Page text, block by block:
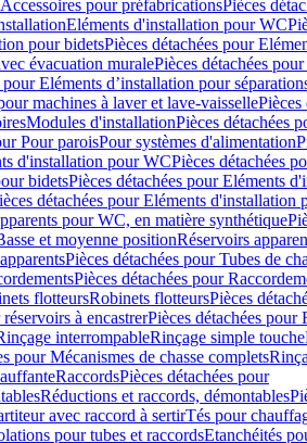
Accessoires pour préfabricationsPièces
Eléments d'installation pour WC
pour bidetsPièces détachées pour
évacuation muralePièces détachées
pour Eléments d’installation pour
machines à laver et lave-vaisselle
Modules d'installationPièces détachées
Pour paroisPour systèmes d'alimentation
d'installation pour WCPièces détachées
bidetsPièces détachées pour Eléments
détachées pour Eléments d'installation
pour WC, en matière synthétique
et moyenne positionRéservoirs
Pièces détachées pour Tubes de
Pièces détachées pour
flotteursRobinets flotteursPièces
à encastrerPièces détachées
interrompableRinçage simple touche
pour Mécanismes de chasse complets
RaccordsPièces détachées pour
Réductions et raccords, démontables
avec raccord à sertirTés pour
pour tubes et raccordsEtanchéités